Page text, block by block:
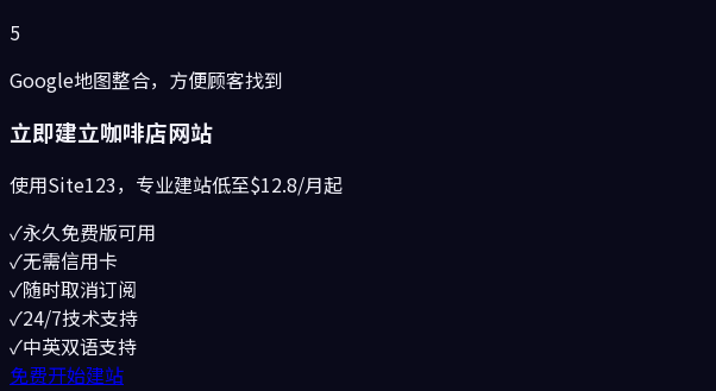
5
Google地图整合，方便顾客找到
立即建立咖啡店网站
使用Site123，专业建站低至$12.8/月起
✓永久免费版可用
✓无需信用卡
✓随时取消订阅
✓24/7技术支持
✓中英双语支持
免费开始建站